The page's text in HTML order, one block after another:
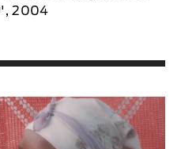
2004